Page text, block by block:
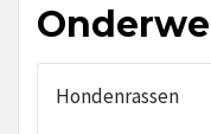
Hondenrassen